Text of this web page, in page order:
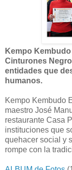
Kempo
Cinturones
entidades que
humanos.
Kempo Kembudo
maestro José
restaurante Casa
instituciones que
quehacer social y
rompe con la